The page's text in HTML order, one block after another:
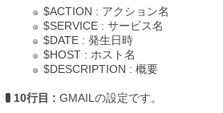
$ACTION : アクション名
$SERVICE : サービス名
$DATE : 発生日時
$HOST : ホスト名
$DESCRIPTION : 概要
10行目 : GMAILの設定です。